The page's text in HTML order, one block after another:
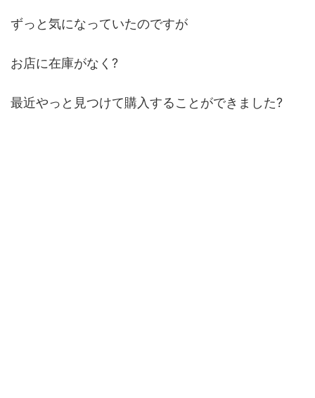
ずっと気になっていたのですが
お店に在庫がなく?
最近やっと見つけて購入することができました?